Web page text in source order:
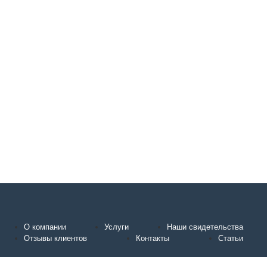
О компании Услуги
Наши свидетельства
Отзывы клиентов
Контакты Статьи